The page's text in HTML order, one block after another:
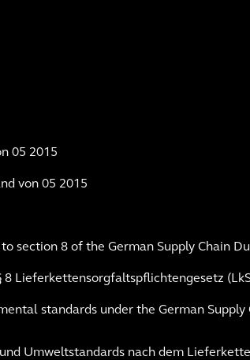
05 2015
von 05 2015
section 8 of the German Supply Chain
Lieferkettensorgfaltspflichtengesetz
standards under the German
Umweltstandards nach dem